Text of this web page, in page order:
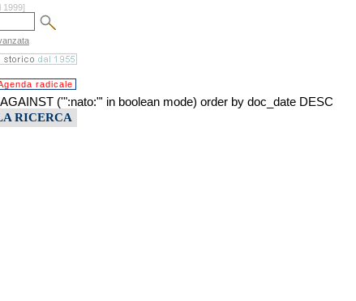
1999]
radicale
('":nato:"' in boolean mode) order by doc_date DESC
RICERCA